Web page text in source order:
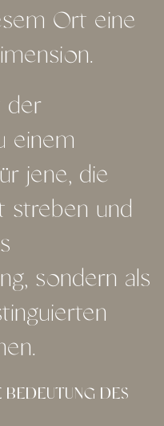
Ort eine
der
einem
jene, die
streben und
sondern als
BEDEUTUNG DES